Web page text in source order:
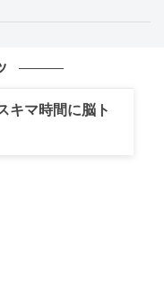
ました。しかし、
高い方です」とい
キマ時間に脳ト